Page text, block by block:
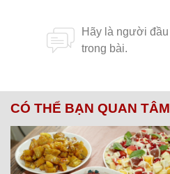
CÓ THỂ BẠN QUAN TÂM